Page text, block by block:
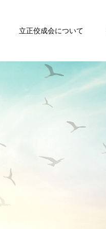
立正佼成会について